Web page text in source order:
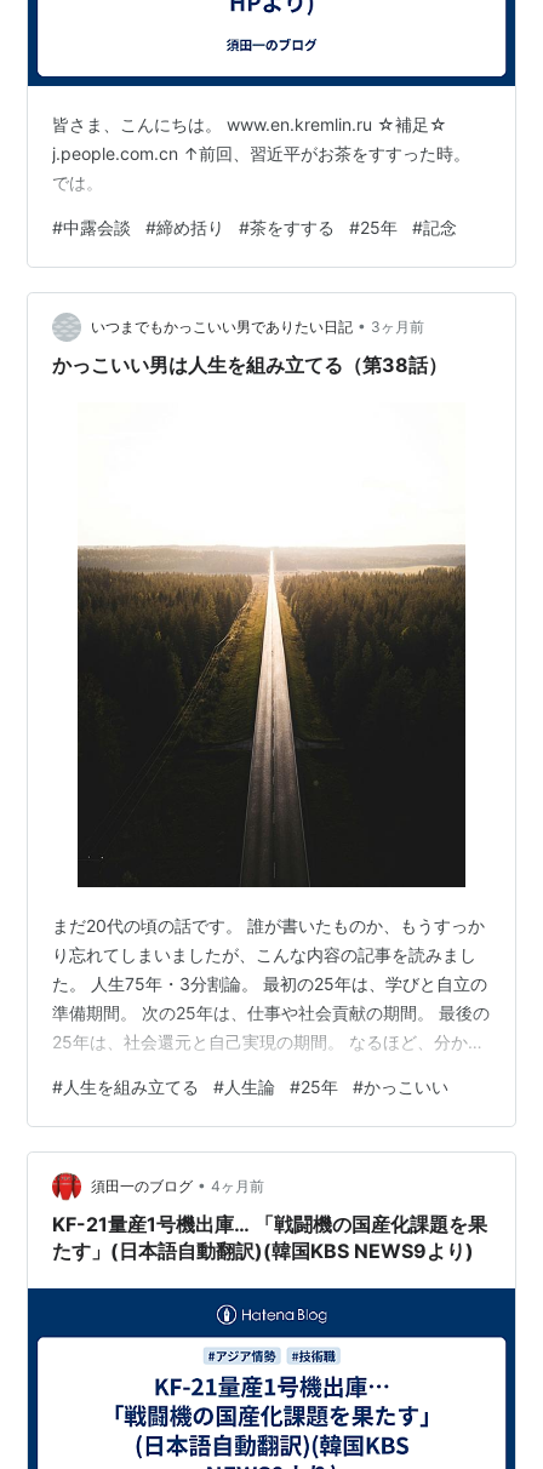
皆さま、こんにちは。 www.en.kremlin.ru ☆補足☆
j.people.com.cn ↑前回、習近平がお茶をすすった時。
では。
#中露会談 #締め括り #茶をすする #25年 #記念
いつまでもかっこいい男でありたい日記 • 3ヶ月前
かっこいい男は人生を組み立てる（第38話）
まだ20代の頃の話です。 誰が書いたものか、もうすっか
り忘れてしまいましたが、こんな内容の記事を読みまし
た。 人生75年・3分割論。 最初の25年は、学びと自立の
準備期間。 次の25年は、仕事や社会貢献の期間。 最後の
25年は、社会還元と自己実現の期間。 なるほど、分かり
たのです。 「これ、 自分の人生設計にも使えるんじゃな
い？」と。 元々僕は、“3年あれば変われる”と思ってて、
仕事も、趣味も、人間関係も。 3年間、一心不乱に打ち
込めば、大抵のことは形になる！ さらに、僕の好きな
「守破離」という考え方。 まず学び、次に壊し、最後に
自分のも…
#人生を組み立てる #人生論 #25年 #かっこいい
須田一のブログ • 4ヶ月前
KF-21量産1号機出庫… 「戦闘機の国産化課題を果
たす」(日本語自動翻訳)(韓国KBS NEWS9より)